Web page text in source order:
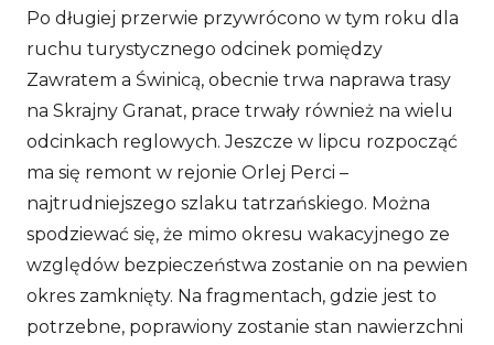
Po długiej przerwie przywrócono w tym roku dla
ruchu turystycznego odcinek pomiędzy
Zawratem a Świnicą, obecnie trwa naprawa trasy
na Skrajny Granat, prace trwały również na wielu
odcinkach reglowych. Jeszcze w lipcu rozpocząć
ma się remont w rejonie Orlej Perci –
najtrudniejszego szlaku tatrzańskiego. Można
spodziewać się, że mimo okresu wakacyjnego ze
względów bezpieczeństwa zostanie on na pewien
okres zamknięty. Na fragmentach, gdzie jest to
potrzebne, poprawiony zostanie stan nawierzchni